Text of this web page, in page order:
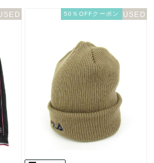
50％OFFクーポン